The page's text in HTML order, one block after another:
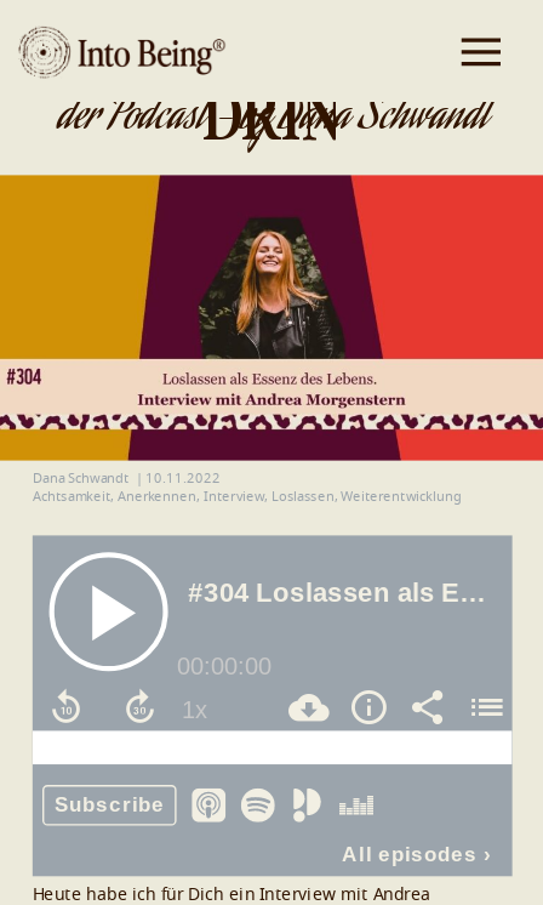
DA IST GOLD
DRIN
der Podcast - by Dana Schwandt
Dana Schwandt
10.11.2022
Achtsamkeit, Anerkennen, Interview, Loslassen,Weiterentwicklung
Heute habe ich für Dich ein Interview mit Andrea